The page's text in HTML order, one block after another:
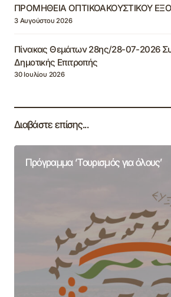
ΠΡΟΜΗΘΕΙΑ ΟΠΤΙΚΟΑΚΟΥΣΤΙΚΟΥ
3 Αυγούστου 2026
Πίνακας Θεμάτων 28ης/28-07-2026
Δημοτικής Επιτροπής
30 Ιουλίου 2026
Διαβάστε επίσης...
Πρόγραμμα ‘Τουρισμός για όλους’